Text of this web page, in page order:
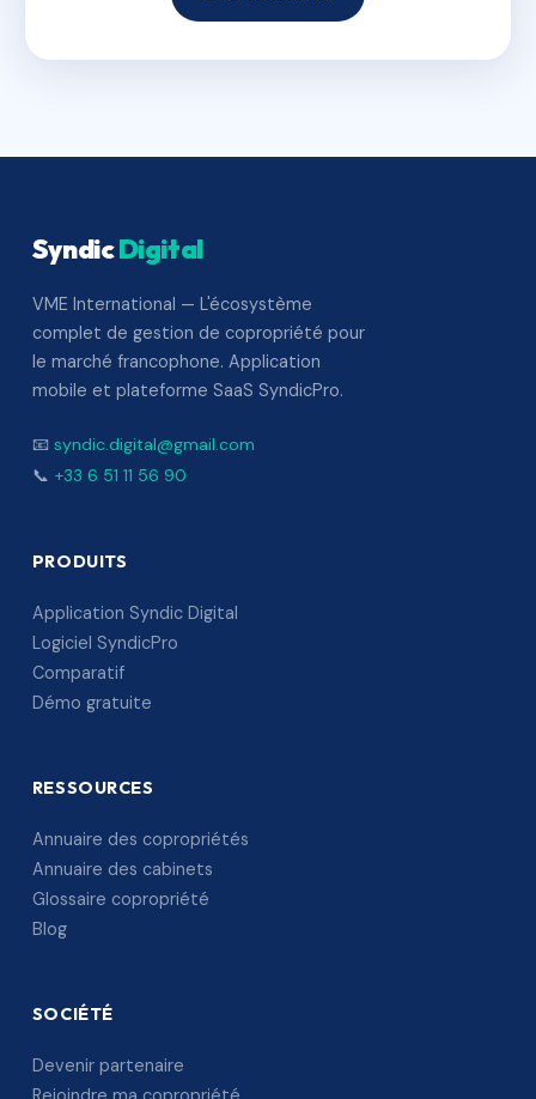
SyndicDigital
VME International — L'écosystème
complet de gestion de copropriété pour
le marché francophone. Application
mobile et plateforme SaaS SyndicPro.
📧 syndic.digital@gmail.com
📞 +33 6 51 11 56 90
PRODUITS
Application Syndic Digital
Logiciel SyndicPro
Comparatif
Démo gratuite
RESSOURCES
Annuaire des copropriétés
Annuaire des cabinets
Glossaire copropriété
Blog
SOCIÉTÉ
Devenir partenaire